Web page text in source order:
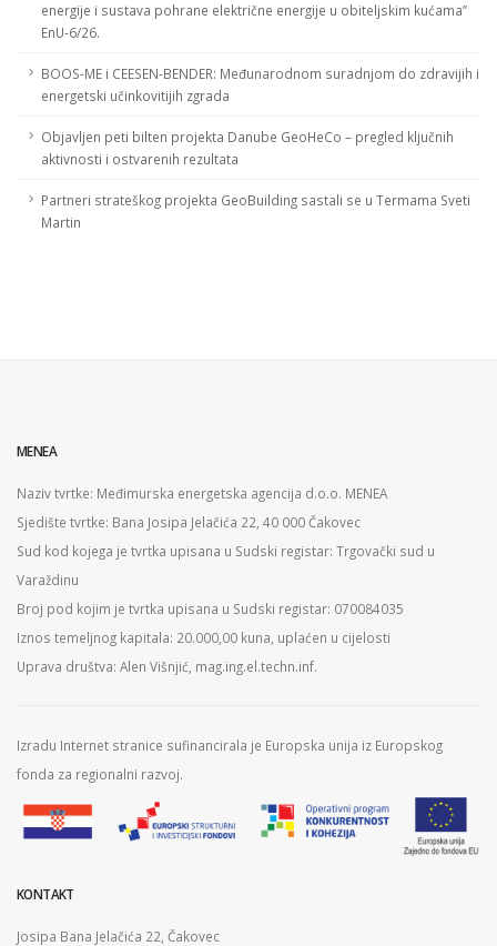
energije i sustava pohrane električne energije u obiteljskim kućama”
EnU-6/26.
BOOS-ME i CEESEN-BENDER: Međunarodnom suradnjom do zdravijih i
energetski učinkovitijih zgrada
Objavljen peti bilten projekta Danube GeoHeCo – pregled ključnih
aktivnosti i ostvarenih rezultata
Partneri strateškog projekta GeoBuilding sastali se u Termama Sveti
Martin
MENEA
Naziv tvrtke: Međimurska energetska agencija d.o.o. MENEA
Sjedište tvrtke: Bana Josipa Jelačića 22, 40 000 Čakovec
Sud kod kojega je tvrtka upisana u Sudski registar: Trgovački sud u
Varaždinu
Broj pod kojim je tvrtka upisana u Sudski registar: 070084035
Iznos temeljnog kapitala: 20.000,00 kuna, uplaćen u cijelosti
Uprava društva: Alen Višnjić, mag.ing.el.techn.inf.
Izradu Internet stranice sufinancirala je Europska unija iz Europskog
fonda za regionalni razvoj.
KONTAKT
Josipa Bana Jelačića 22, Čakovec